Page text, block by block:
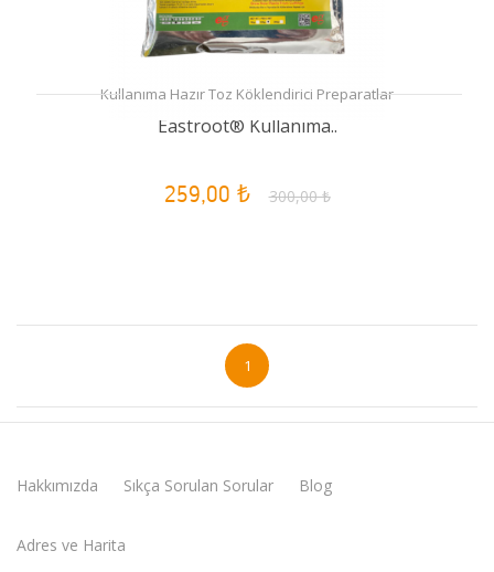
Kullanıma Hazır Toz Köklendirici Preparatlar
Eastroot® Kullanıma..
259,00 ₺ 300,00 ₺
1
Hakkımızda Sıkça Sorulan Sorular Blog
Adres ve Harita